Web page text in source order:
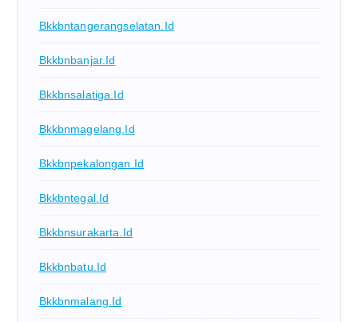
Bkkbntangerangselatan.id
Bkkbnbanjar.id
Bkkbnsalatiga.id
Bkkbnmagelang.id
Bkkbnpekalongan.id
Bkkbntegal.id
Bkkbnsurakarta.id
Bkkbnbatu.id
Bkkbnmalang.id